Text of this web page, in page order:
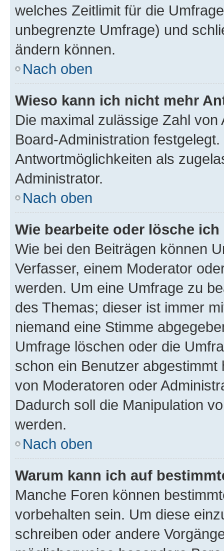
welches Zeitlimit für die
unbegrenzte Umfrage) und
ändern können.
Nach oben
Wieso kann ich nicht mehr
Die maximal zulässige Zahl
Board-Administration
Antwortmöglichkeiten als
Administrator.
Nach oben
Wie bearbeite oder lösche
Wie bei den Beiträgen können
Verfasser, einem Moderator
werden. Um eine Umfrage zu
des Themas; dieser ist immer
niemand eine Stimme
Umfrage löschen oder die
schon ein Benutzer
von Moderatoren oder
Dadurch soll die Manipulation
werden.
Nach oben
Warum kann ich auf
Manche Foren können
vorbehalten sein. Um diese
schreiben oder andere